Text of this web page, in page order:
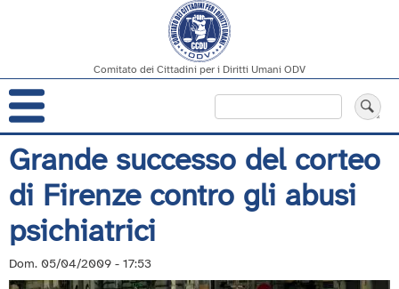
Salta
al
contenuto
principale
Comitato dei Cittadini per i Diritti Umani ODV
Navigazione
principale
Grande successo del corteo
di Firenze contro gli abusi
psichiatrici
Dom. 05/04/2009 - 17:53